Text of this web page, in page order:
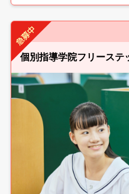
個別指導学院フリーステ